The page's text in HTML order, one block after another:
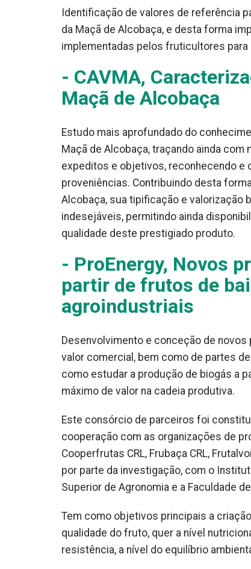
Identificação de valores de referência
da Maçã de Alcobaça, e desta forma
implementadas pelos fruticultores
- CAVMA,
Maçã de Alcobaça
Estudo mais aprofundado do
Maçã de Alcobaça, traçando ainda
expeditos e objetivos, reconhecendo e
proveniências. Contribuindo desta
Alcobaça, sua tipificação e valorização
indesejáveis, permitindo ainda
qualidade deste prestigiado produto.
- ProEnergy, Novos
partir de frutos de
agroindustriais
Desenvolvimento e conceção de
valor comercial, bem como de partes
como estudar a produção de biogás a
máximo de valor na cadeia produtiva.
Este consórcio de parceiros foi
cooperação com as organizações de
Cooperfrutas CRL, Frubaça CRL,
por parte da investigação, com o
Superior de Agronomia e a Faculdade
Tem como objetivos principais a
qualidade do fruto, quer a nível
resistência, a nível do equilíbrio